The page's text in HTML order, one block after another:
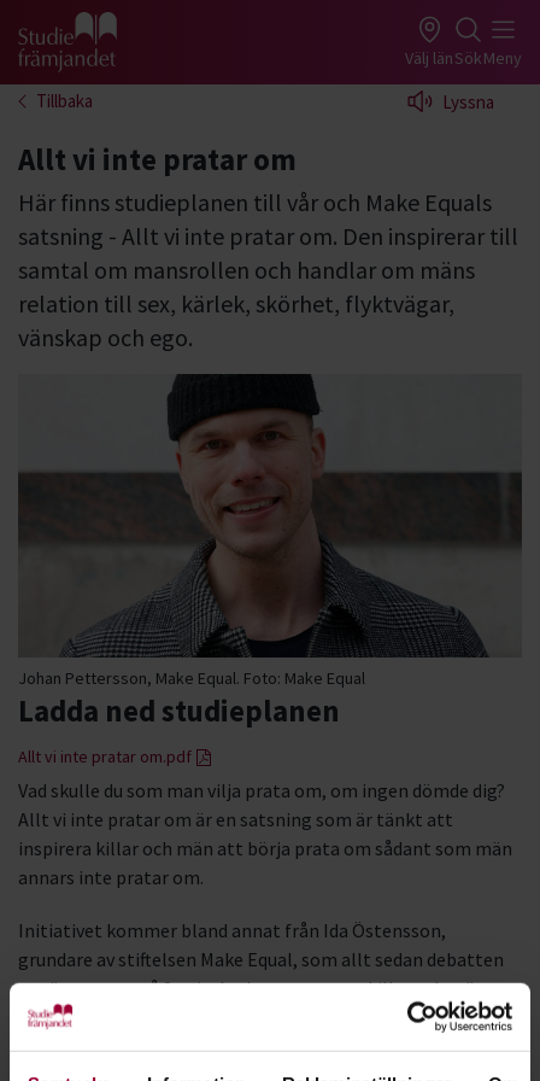
Gå till studiefrämjandets startsida Välj länSökMeny
Tillbaka Lyssna
Allt vi inte pratar om
Här finns studieplanen till vår och Make Equals
satsning - Allt vi inte pratar om. Den inspirerar till
samtal om mansrollen och handlar om mäns
relation till sex, kärlek, skörhet, flyktvägar,
vänskap och ego.
Johan Pettersson, Make Equal. Foto: Make Equal
Ladda ned studieplanen
Allt vi inte pratar om.pdf
Vad skulle du som man vilja prata om, om ingen dömde dig?
Allt vi inte pratar om är en satsning som är tänkt att
inspirera killar och män att börja prata om sådant som män
annars inte pratar om.
Initiativet kommer bland annat från Ida Östensson,
grundare av stiftelsen Make Equal, som allt sedan debatten
om övergrepp på festivaler har uppmanat killar och män att
prata med varandra om närhet, normer, grupptryck, sex och
kärlek.